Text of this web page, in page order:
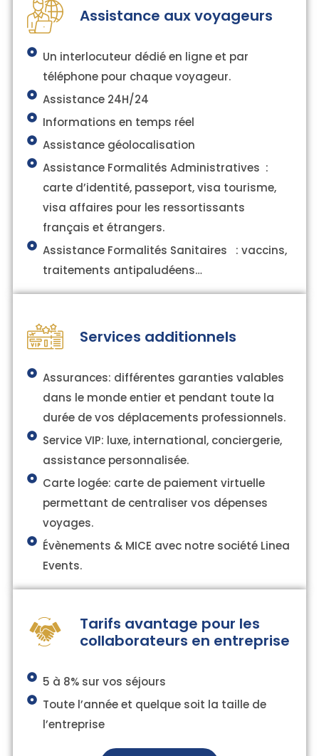
Assistance aux voyageurs
Un interlocuteur dédié en ligne et par
téléphone pour chaque voyageur.
Assistance 24H/24
Informations en temps réel
Assistance géolocalisation
Assistance Formalités Administratives :
carte d’identité, passeport, visa tourisme,
visa affaires pour les ressortissants
français et étrangers.
Assistance Formalités Sanitaires : vaccins,
traitements antipaludéens…
Services additionnels
Assurances: différentes garanties valables
dans le monde entier et pendant toute la
durée de vos déplacements professionnels.
Service VIP: luxe, international, conciergerie,
assistance personnalisée.
Carte logée: carte de paiement virtuelle
permettant de centraliser vos dépenses
voyages.
Évènements & MICE avec notre société Linea
Events.
Tarifs avantage pour les
collaborateurs en entreprise
5 à 8% sur vos séjours
Toute l’année et quelque soit la taille de
l’entreprise